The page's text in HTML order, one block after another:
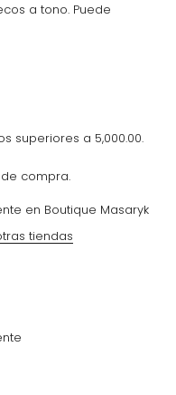
a tono. Puede
superiores a 5,000.00.
compra.
en Boutique Masaryk
tiendas